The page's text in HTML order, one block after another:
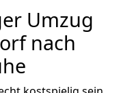
Umzug
nach